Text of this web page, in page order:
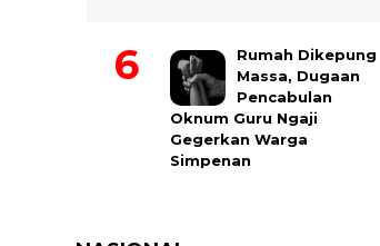
Rumah Dikepung
Massa, Dugaan
Pencabulan
Oknum Guru Ngaji
Gegerkan Warga
Simpenan